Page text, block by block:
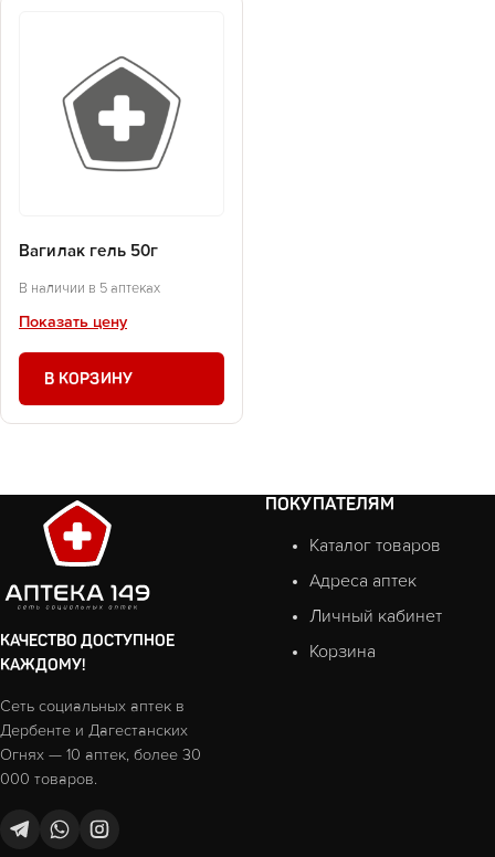
Вагилак гель 50г
В наличии в 5 аптеках
Показать цену
В КОРЗИНУ
КАЧЕСТВО ДОСТУПНОЕ
КАЖДОМУ!
Сеть социальных аптек в
Дербенте и Дагестанских
Огнях — 10 аптек, более 30
000 товаров.
ПОКУПАТЕЛЯМ
Каталог товаров
Адреса аптек
Личный кабинет
Корзина